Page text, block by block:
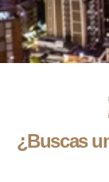
¿Buscas